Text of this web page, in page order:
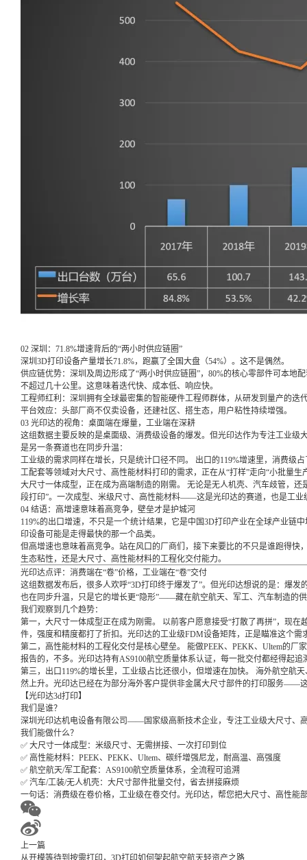
02 深圳：71.8%增速背后的“两小时供应链圈”
深圳3D打印设备产量增长71.8%，跑赢了全国大盘（54%）。这不是偶然。
供应链优势：深圳及周边形成了“两小时供应链圈”，80%的核心零部件可本
不超过几十公里。这意味着迭代快、成本低、响应快。
工程师红利：深圳拥有全球最密集的智能硬件工程师群体，从研发到量产的迭
平台效应：头部厂商不仅卖设备，还建社区、搭生态，用户粘性持续增强。
03 光印达的视角：桌面端在爆量，工业端在深耕
这组数据主要反映的是桌面级、消费级设备的爆发。但光印达作为专注工业级
是另一条赛道也在同步升温：
工业级的需求同样在增长，只是统计口径不同。 出口的119%增速里，消费级
工配套等领域对大尺寸、高性能材料打印的需求，正在从“打样”走向“小批量生
大尺寸一体成型，正在成为高端制造的刚需。 无论是无人机壳、汽车歧管，还
段打印”。一次成型、米级尺寸、高性能材料——这是光印达的赛道，也是工业
04 结语：高增速意味着高竞争，壁垒才是护城河
119%的出口增速，不只是一个统计结果，它是中国3D打印产业在全球产业链
印设备可能是走得最快的那一个品类。
但高增速也意味着高竞争。站在风口的厂商们，接下来要比的不只是谁跑得
生态粘性，还是大尺寸、高性能材料的工程化交付能力。
光印达点评：消费端在“卷”价格，工业端在“卷”交付
这组数据发布后，很多人欢呼“3D打印终于爆发了”。但光印达想说的是：爆
也在同步升温，只是它的增长更“隐形”——藏在航空航天、军工、汽车制造的
我们观察到几个趋势：
第一，大尺寸一体成型正在成为刚需。 以前客户愿意接受“打散了再拼”，现在
件，强度和精度都打了折扣。光印达的工业级FDM设备矩阵，正是瞄准这个
第二，高性能材料的工程化交付是核心壁垒。 能做PEEK、PEKK、Ultem的厂
报告的，不多。光印达持有AS9100航空质量体系认证，每一批交付都经得起追
第三，出口119%的增长里，工业级占比还很小，但增速在加快。 海外航空航
然上升。光印达已经在为部分海外客户提供非金属大尺寸部件的打印服务——
【光印达3d打印】
我们是谁？
深圳光印达机电设备有限公司——国家级高新技术企业，专注工业级大尺寸、
我们能做什么？
✅ 大尺寸一体成型：米级尺寸、无需拼接、一次打印到位
✅ 高性能材料：PEEK、PEKK、Ultem、碳纤增强尼龙，耐高温、高强度
✅ 航空航天/军工配套：AS9100航空质量体系，全流程可追溯
✅ 汽车/工装/无人机壳：大尺寸部件批量交付，省去拼接麻烦
一句话：消费级在卷价格，工业级在卷交付。光印达，帮您把大尺寸、高性能
上一篇
从开模等待到按需打印，3D打印如何架起航空航天轻资产之路